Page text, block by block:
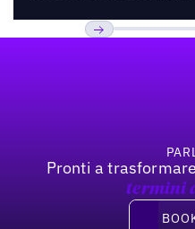
Pronti a
termini
Book a